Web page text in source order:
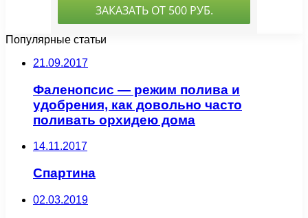
Популярные статьи
21.09.2017
Фаленопсис — режим полива и
удобрения, как довольно часто
поливать орхидею дома
14.11.2017
Спартина
02.03.2019